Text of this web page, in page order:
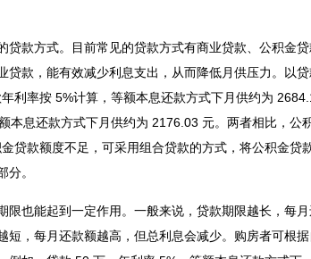
贷款方式。目前常见的贷款方式有商业贷款、公积金
贷款，能有效减少利息支出，从而降低月供压力。以
利率按 5%计算，等额本息还款方式下月供约为
本息还款方式下月供约为 2176.03 元。两者相比，公
贷款额度不足，可采用组合贷款的方式，将公积金贷
分。
限也能起到一定作用。一般来说，贷款期限越长，每
短，每月还款额越高，但总利息会减少。购房者可根